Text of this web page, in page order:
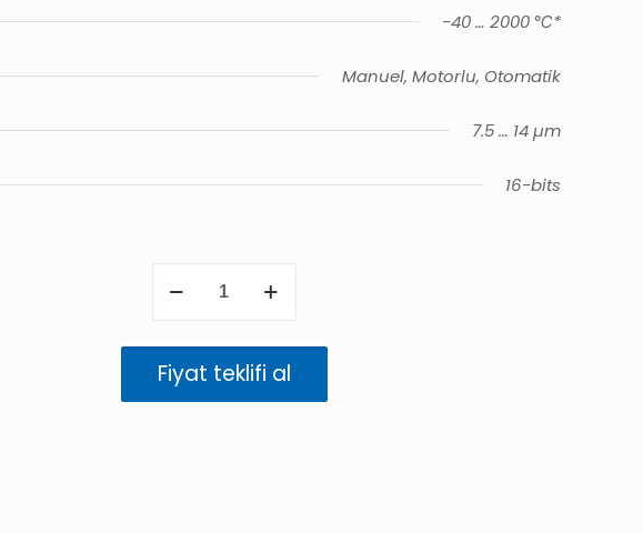
-40 … 2000 ℃*
Manuel, Motorlu, Otomatik
7.5 … 14 µm
16-bits
900
security
Fiyat teklifi al